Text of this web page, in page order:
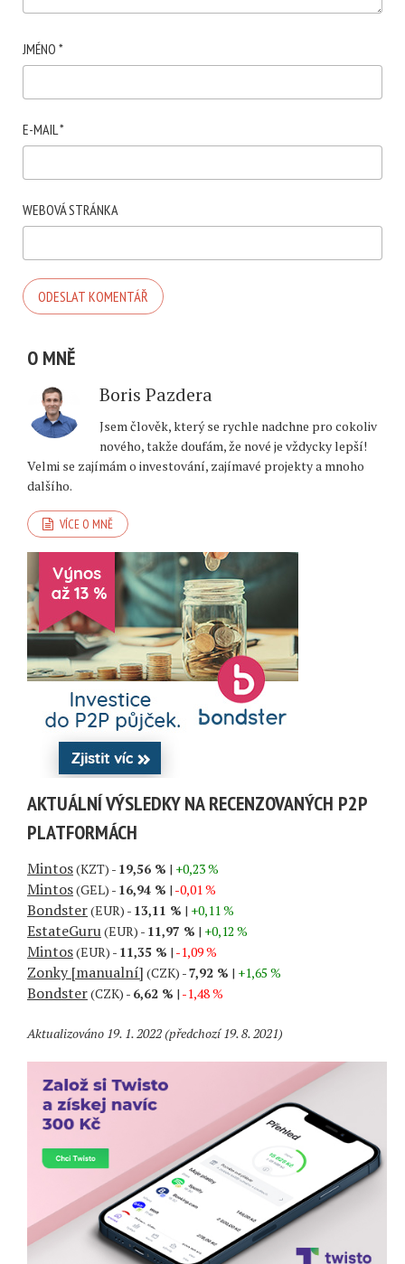
JMÉNO *
E-MAIL*
WEBOVÁ STRÁNKA
O MNĚ
Boris Pazdera
Jsem člověk, který se rychle nadchne pro cokoliv
nového, takže doufám, že nové je vždycky lepší!
Velmi se zajímám o investování, zajímavé projekty a mnoho
dalšího.
VÍCE O MNĚ
AKTUÁLNÍ VÝSLEDKY NA RECENZOVANÝCH P2P
PLATFORMÁCH
Mintos(KZT) - 19,56 % | +0,23 %
Mintos(GEL) - 16,94 % | -0,01 %
Bondster(EUR) - 13,11 % | +0,11 %
EstateGuru(EUR) - 11,97 % | +0,12 %
Mintos(EUR) - 11,35 % | -1,09 %
Zonky [manualní] (CZK) -7,92 % | +1,65 %
Bondster(CZK) - 6,62 % | -1,48 %
Aktualizováno 19. 1. 2022 (předchozí 19. 8. 2021)